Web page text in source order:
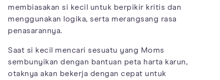
membiasakan si kecil untuk berpikir kritis dan
menggunakan logika, serta merangsang rasa
penasarannya.
Saat si kecil mencari sesuatu yang Moms
sembunyikan dengan bantuan peta harta karun,
otaknya akan bekerja dengan cepat untuk